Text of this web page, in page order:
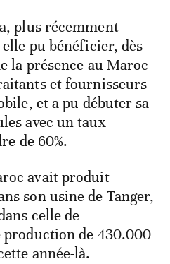
plus récemment
pu bénéficier, dès
la présence au Maroc
et fournisseurs
et a pu débuter sa
avec un taux
de 60%.
avait produit
son usine de Tanger,
celle de
production de 430.000
année-là.